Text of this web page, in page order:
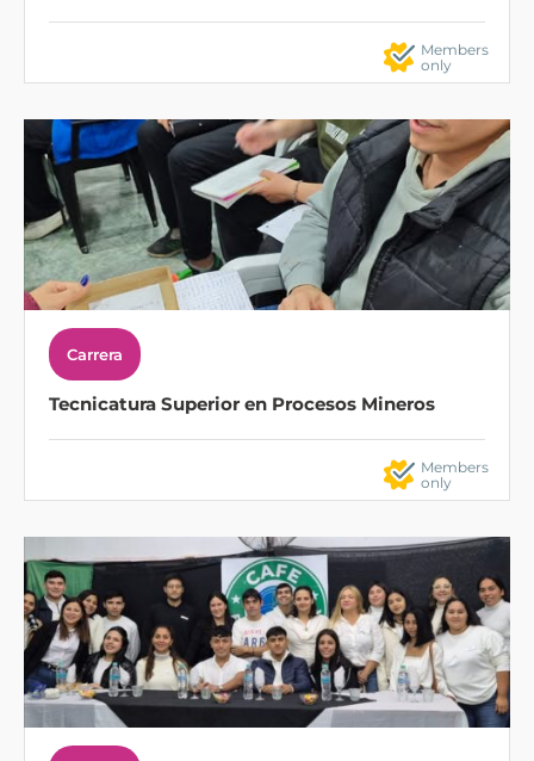
Members
only
Carrera
Tecnicatura Superior en Procesos Mineros
Members
only